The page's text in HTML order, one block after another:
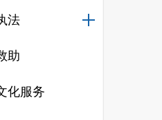
法
助
化服务